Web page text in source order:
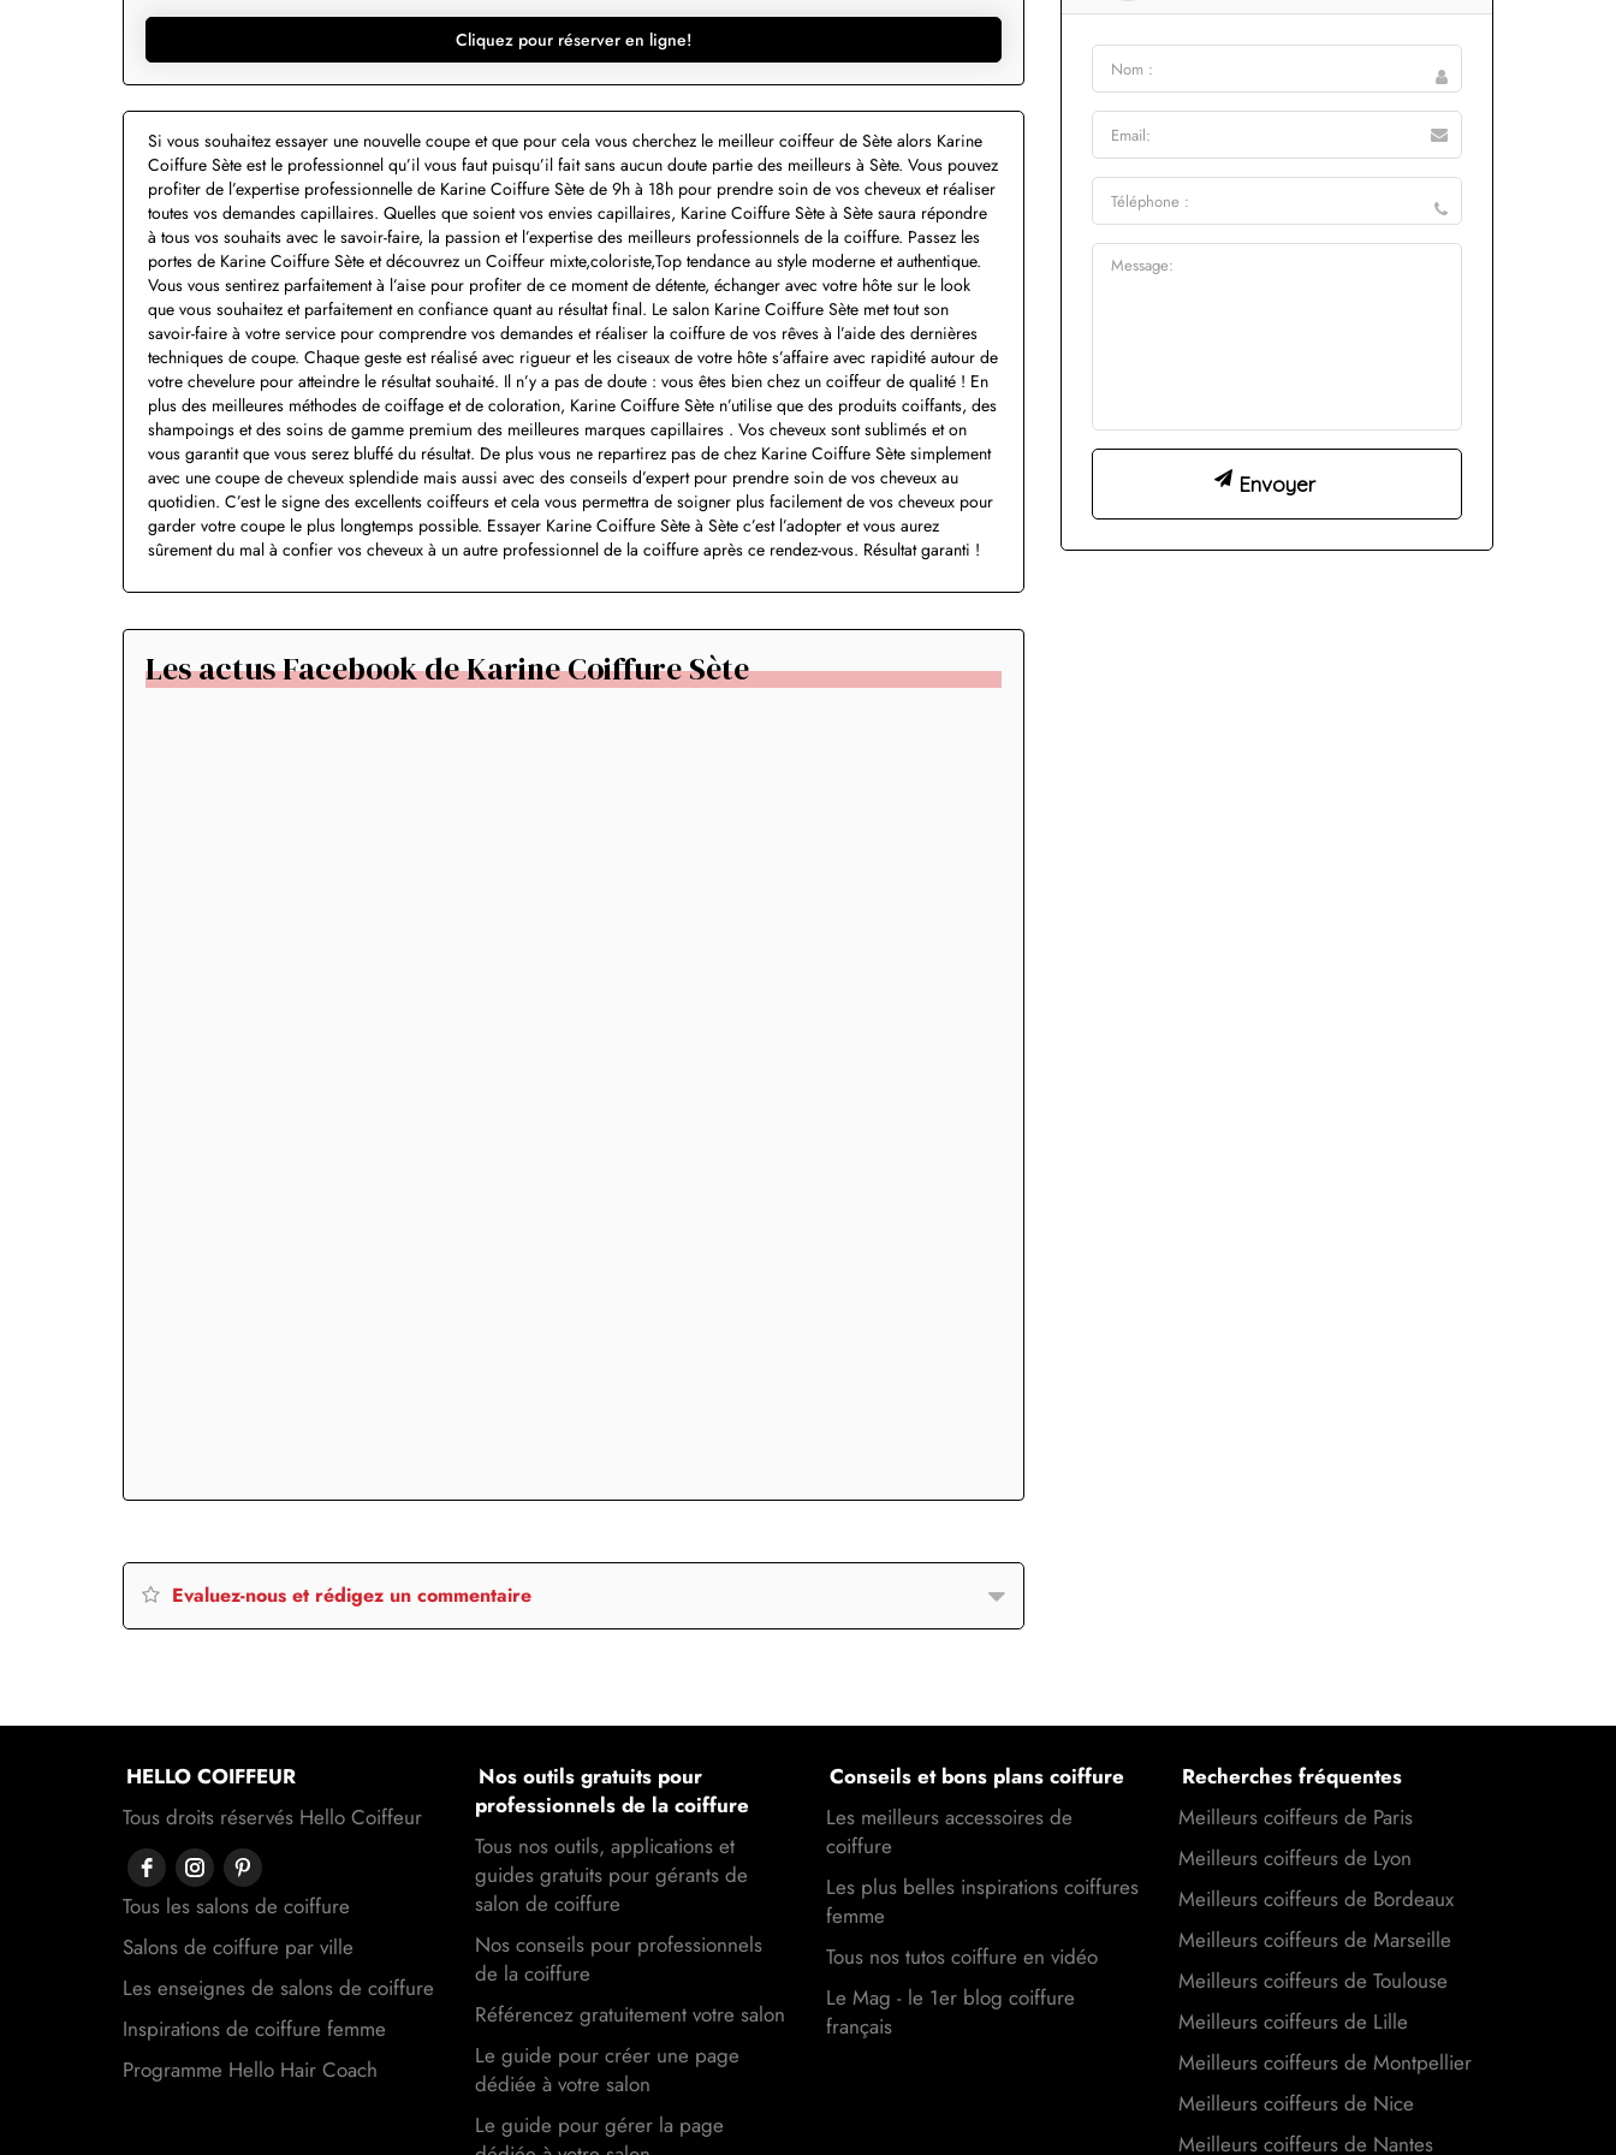
Cliquez pour réserver en ligne!
Si vous souhaitez essayer une nouvelle coupe et que pour cela vous cherchez le meilleur coiffeur de Sète alors Karine
Coiffure Sète est le professionnel qu’il vous faut puisqu’il fait sans aucun doute partie des meilleurs à Sète. Vous pouvez
profiter de l’expertise professionnelle de Karine Coiffure Sète de 9h à 18h pour prendre soin de vos cheveux et réaliser
toutes vos demandes capillaires. Quelles que soient vos envies capillaires, Karine Coiffure Sète à Sète saura répondre
à tous vos souhaits avec le savoir-faire, la passion et l’expertise des meilleurs professionnels de la coiffure. Passez les
portes de Karine Coiffure Sète et découvrez un Coiffeur mixte,coloriste,Top tendance au style moderne et authentique.
Vous vous sentirez parfaitement à l’aise pour profiter de ce moment de détente, échanger avec votre hôte sur le look
que vous souhaitez et parfaitement en confiance quant au résultat final. Le salon Karine Coiffure Sète met tout son
savoir-faire à votre service pour comprendre vos demandes et réaliser la coiffure de vos rêves à l’aide des dernières
techniques de coupe. Chaque geste est réalisé avec rigueur et les ciseaux de votre hôte s’affaire avec rapidité autour de
votre chevelure pour atteindre le résultat souhaité. Il n’y a pas de doute : vous êtes bien chez un coiffeur de qualité ! En
plus des meilleures méthodes de coiffage et de coloration, Karine Coiffure Sète n’utilise que des produits coiffants, des
shampoings et des soins de gamme premium des meilleures marques capillaires . Vos cheveux sont sublimés et on
vous garantit que vous serez bluffé du résultat. De plus vous ne repartirez pas de chez Karine Coiffure Sète simplement
avec une coupe de cheveux splendide mais aussi avec des conseils d’expert pour prendre soin de vos cheveux au
quotidien. C’est le signe des excellents coiffeurs et cela vous permettra de soigner plus facilement de vos cheveux pour
garder votre coupe le plus longtemps possible. Essayer Karine Coiffure Sète à Sète c’est l’adopter et vous aurez
sûrement du mal à confier vos cheveux à un autre professionnel de la coiffure après ce rendez-vous. Résultat garanti !
Les actus Facebook de Karine Coiffure Sète
Evaluez-nous et rédigez un commentaire
HELLO COIFFEUR
Tous droits réservés Hello Coiffeur
Tous les salons de coiffure
Salons de coiffure par ville
Les enseignes de salons de coiffure
Inspirations de coiffure femme
Programme Hello Hair Coach
Nos outils gratuits pour
professionnels de la coiffure
Tous nos outils, applications et
guides gratuits pour gérants de
salon de coiffure
Nos conseils pour professionnels
de la coiffure
Référencez gratuitement votre salon
Le guide pour créer une page
dédiée à votre salon
Le guide pour gérer la page
Conseils et bons plans coiffure
Les meilleurs accessoires de
coiffure
Les plus belles inspirations coiffures
femme
Tous nos tutos coiffure en vidéo
Le Mag - le 1er blog coiffure
français
Recherches fréquentes
Meilleurs coiffeurs de Paris
Meilleurs coiffeurs de Lyon
Meilleurs coiffeurs de Bordeaux
Meilleurs coiffeurs de Marseille
Meilleurs coiffeurs de Toulouse
Meilleurs coiffeurs de Lille
Meilleurs coiffeurs de Montpellier
Meilleurs coiffeurs de Nice
Meilleurs coiffeurs de Nantes